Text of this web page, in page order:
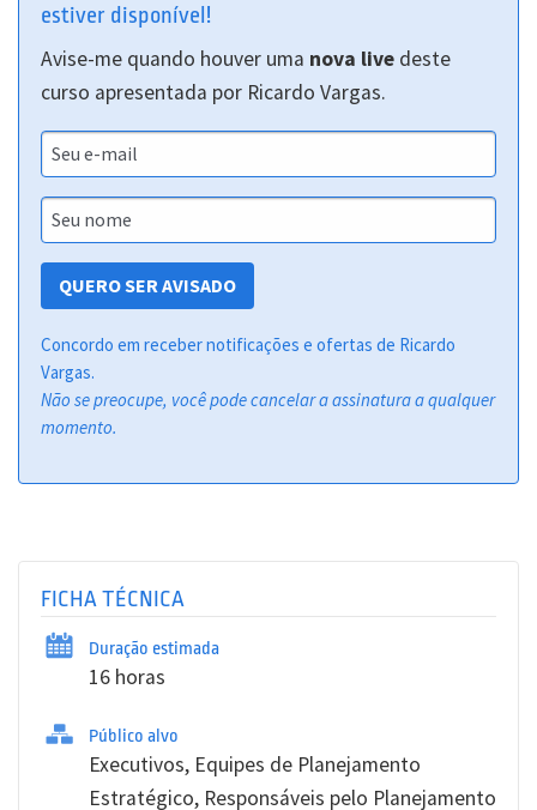
estiver disponível!
Avise-me quando houver uma nova live deste
curso apresentada por Ricardo Vargas.
QUERO SER AVISADO
Concordo em receber notificações e ofertas de Ricardo
Vargas.
Não se preocupe, você pode cancelar a assinatura a qualquer
momento.
FICHA TÉCNICA
Duração estimada
16 horas
Público alvo
Executivos, Equipes de Planejamento
Estratégico, Responsáveis pelo Planejamento